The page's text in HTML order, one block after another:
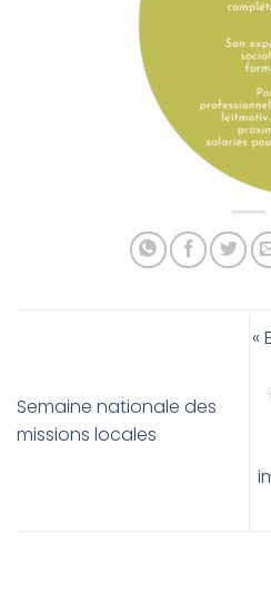
Semaine nationale des
missions locales
«